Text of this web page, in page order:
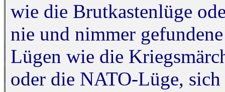
wie die Brutkastenlüge
nie und nimmer
Lügen wie die
oder die NATO-Lüge,